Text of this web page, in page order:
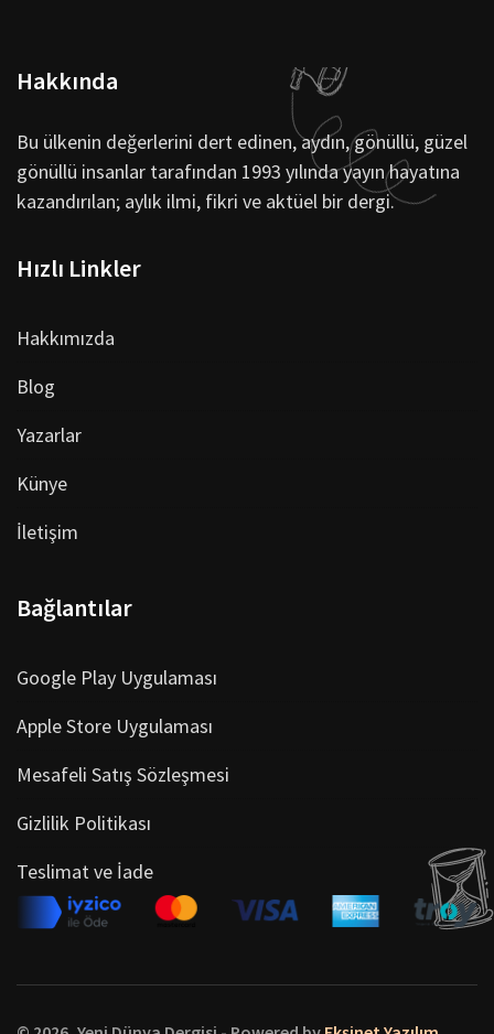
Hakkında
Bu ülkenin değerlerini dert edinen, aydın, gönüllü, güzel
gönüllü insanlar tarafından 1993 yılında yayın hayatına
kazandırılan; aylık ilmi, fikri ve aktüel bir dergi.
Hızlı Linkler
Hakkımızda
Blog
Yazarlar
Künye
İletişim
Bağlantılar
Google Play Uygulaması
Apple Store Uygulaması
Mesafeli Satış Sözleşmesi
Gizlilik Politikası
Teslimat ve İade